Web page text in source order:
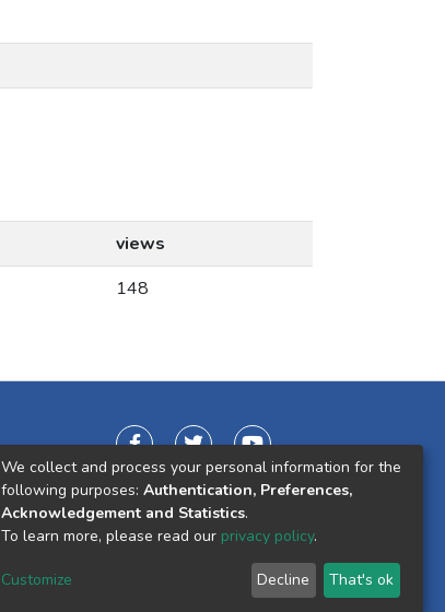
views
148
We collect and process your personal information for the
following purposes: Authentication, Preferences,
Acknowledgement and Statistics.
To learn more, please read our privacy policy.
Customize Decline That's ok